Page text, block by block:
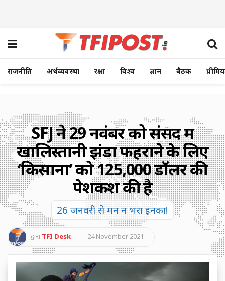
राजनीति अर्थव्यवस्था रक्षा विश्व ज्ञान बैठक
SFJ ने 29 नवंबर को संसद में
खालिस्तानी झंडा फहराने के लिए
‘किसानों’ को 125,000 डॉलर की
पेशकश की है
26 जनवरी से मन न भरा इनका!
द्वारा TFI Desk 24 November 2021